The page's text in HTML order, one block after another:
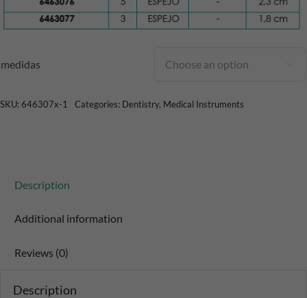
medidas
SKU:646307x-1 Categories: Dentistry, Medical Instruments
Description
Additional information
Reviews (0)
Description